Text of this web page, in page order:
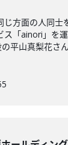
じ方面の人同士
ス「ainori」を
平山真梨花さ